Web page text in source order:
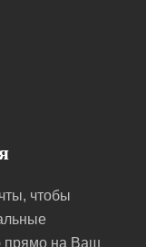
чтобы
прямо на Ваш